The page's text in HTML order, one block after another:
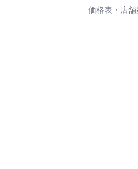
価格表・店